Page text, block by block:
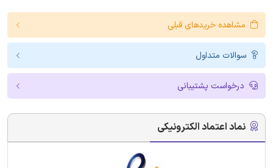
مشاهده خریدهای قبلی
سوالات متداول
درخواست پشتیبانی
نماد اعتماد الکترونیکی